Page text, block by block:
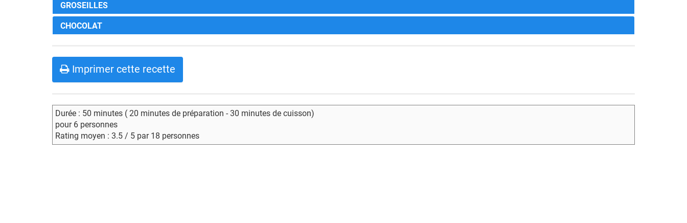
GROSEILLES
CHOCOLAT
Imprimer cette recette
Durée : 50 minutes ( 20 minutes de préparation - 30 minutes de cuisson)
pour 6 personnes
Rating moyen : 3.5 / 5 par 18 personnes